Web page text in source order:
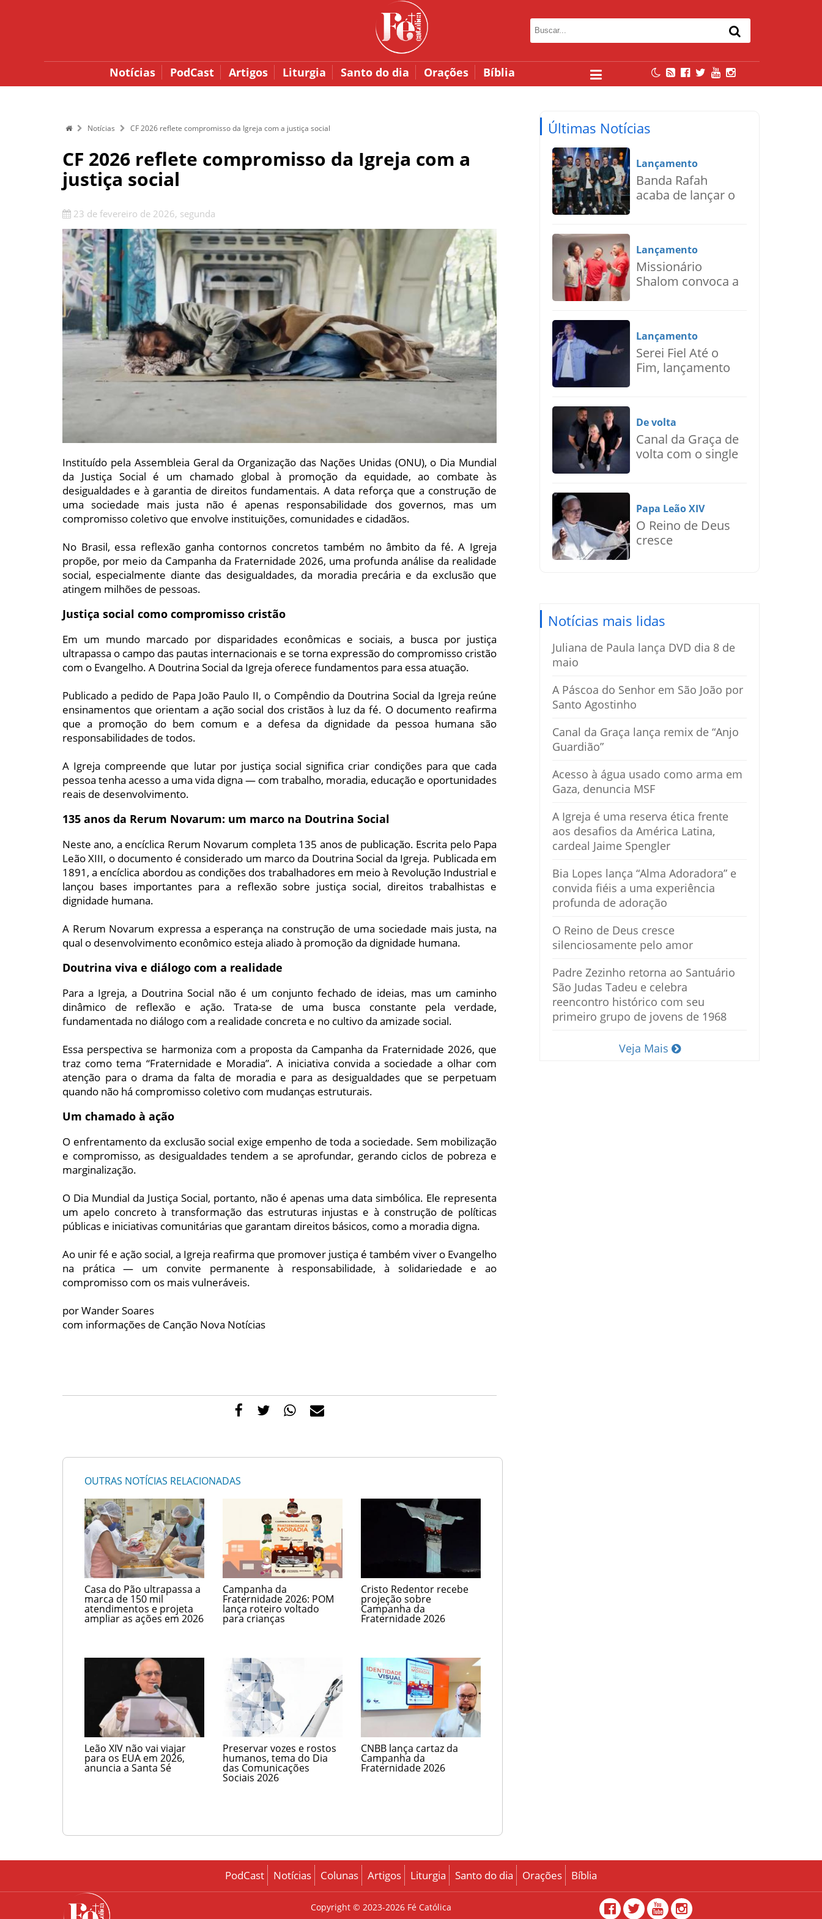
Notícias PodCast Artigos Liturgia Santo do dia Orações Bíblia
Notícias CF 2026 reflete compromisso da Igreja com a justiça social
CF 2026 reflete compromisso da Igreja com a
justiça social
23 de fevereiro de 2026, segunda
Instituído pela Assembleia Geral da Organização das Nações Unidas (ONU), o Dia Mundial
da Justiça Social é um chamado global à promoção da equidade, ao combate às
desigualdades e à garantia de direitos fundamentais. A data reforça que a construção de
uma sociedade mais justa não é apenas responsabilidade dos governos, mas um
compromisso coletivo que envolve instituições, comunidades e cidadãos.
No Brasil, essa reflexão ganha contornos concretos também no âmbito da fé. A Igreja
propõe, por meio da Campanha da Fraternidade 2026, uma profunda análise da realidade
social, especialmente diante das desigualdades, da moradia precária e da exclusão que
atingem milhões de pessoas.
Justiça social como compromisso cristão
Em um mundo marcado por disparidades econômicas e sociais, a busca por justiça
ultrapassa o campo das pautas internacionais e se torna expressão do compromisso cristão
com o Evangelho. A Doutrina Social da Igreja oferece fundamentos para essa atuação.
Publicado a pedido de Papa João Paulo II, o Compêndio da Doutrina Social da Igreja reúne
ensinamentos que orientam a ação social dos cristãos à luz da fé. O documento reafirma
que a promoção do bem comum e a defesa da dignidade da pessoa humana são
responsabilidades de todos.
A Igreja compreende que lutar por justiça social significa criar condições para que cada
pessoa tenha acesso a uma vida digna — com trabalho, moradia, educação e oportunidades
reais de desenvolvimento.
135 anos da Rerum Novarum: um marco na Doutrina Social
Neste ano, a encíclica Rerum Novarum completa 135 anos de publicação. Escrita pelo Papa
Leão XIII, o documento é considerado um marco da Doutrina Social da Igreja. Publicada em
1891, a encíclica abordou as condições dos trabalhadores em meio à Revolução Industrial e
lançou bases importantes para a reflexão sobre justiça social, direitos trabalhistas e
dignidade humana.
A Rerum Novarum expressa a esperança na construção de uma sociedade mais justa, na
qual o desenvolvimento econômico esteja aliado à promoção da dignidade humana.
Doutrina viva e diálogo com a realidade
Para a Igreja, a Doutrina Social não é um conjunto fechado de ideias, mas um caminho
dinâmico de reflexão e ação. Trata-se de uma busca constante pela verdade,
fundamentada no diálogo com a realidade concreta e no cultivo da amizade social.
Essa perspectiva se harmoniza com a proposta da Campanha da Fraternidade 2026, que
traz como tema “Fraternidade e Moradia”. A iniciativa convida a sociedade a olhar com
atenção para o drama da falta de moradia e para as desigualdades que se perpetuam
quando não há compromisso coletivo com mudanças estruturais.
Um chamado à ação
O enfrentamento da exclusão social exige empenho de toda a sociedade. Sem mobilização
e compromisso, as desigualdades tendem a se aprofundar, gerando ciclos de pobreza e
marginalização.
O Dia Mundial da Justiça Social, portanto, não é apenas uma data simbólica. Ele representa
um apelo concreto à transformação das estruturas injustas e à construção de políticas
públicas e iniciativas comunitárias que garantam direitos básicos, como a moradia digna.
Ao unir fé e ação social, a Igreja reafirma que promover justiça é também viver o Evangelho
na prática — um convite permanente à responsabilidade, à solidariedade e ao
compromisso com os mais vulneráveis.
por Wander Soares
com informações de Canção Nova Notícias
OUTRAS NOTÍCIAS RELACIONADAS
Casa do Pão ultrapassa a
marca de 150 mil
atendimentos e projeta
ampliar as ações em 2026
Campanha da
Fraternidade 2026: POM
lança roteiro voltado
para crianças
Cristo Redentor recebe
projeção sobre
Campanha da
Fraternidade 2026
Leão XIV não vai viajar
para os EUA em 2026,
anuncia a Santa Sé
Preservar vozes e rostos
humanos, tema do Dia
das Comunicações
Sociais 2026
CNBB lança cartaz da
Campanha da
Fraternidade 2026
Últimas Notícias
Lançamento
Banda Rafah
acaba de lançar o
Lançamento
Missionário
Shalom convoca a
Ressoa
Lançamento
Serei Fiel Até o
Fim, lançamento
De volta
Canal da Graça de
volta com o single
Papa Leão XIV
O Reino de Deus
cresce
Notícias mais lidas
Juliana de Paula lança DVD dia 8 de
maio
A Páscoa do Senhor em São João por
Santo Agostinho
Canal da Graça lança remix de “Anjo
Guardião”
Acesso à água usado como arma em
Gaza, denuncia MSF
A Igreja é uma reserva ética frente
aos desafios da América Latina,
cardeal Jaime Spengler
Bia Lopes lança “Alma Adoradora” e
convida fiéis a uma experiência
profunda de adoração
O Reino de Deus cresce
silenciosamente pelo amor
Padre Zezinho retorna ao Santuário
São Judas Tadeu e celebra
reencontro histórico com seu
primeiro grupo de jovens de 1968
Veja Mais
PodCast Notícias Colunas Artigos Liturgia Santo do dia Orações Bíblia
Copyright © 2023-2026 Fé Católica